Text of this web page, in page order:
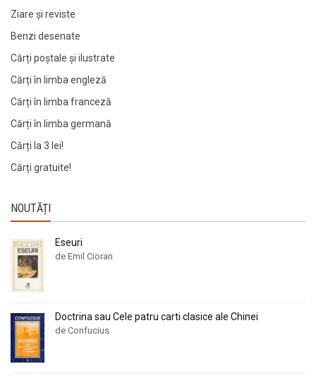
Ziare şi reviste
Benzi desenate
Cărți poștale și ilustrate
Cărți în limba engleză
Cărți în limba franceză
Cărți în limba germană
Cărți la 3 lei!
Cărți gratuite!
NOUTĂȚI
Eseuri
de Emil Cioran
Doctrina sau Cele patru carti clasice ale Chinei
de Confucius